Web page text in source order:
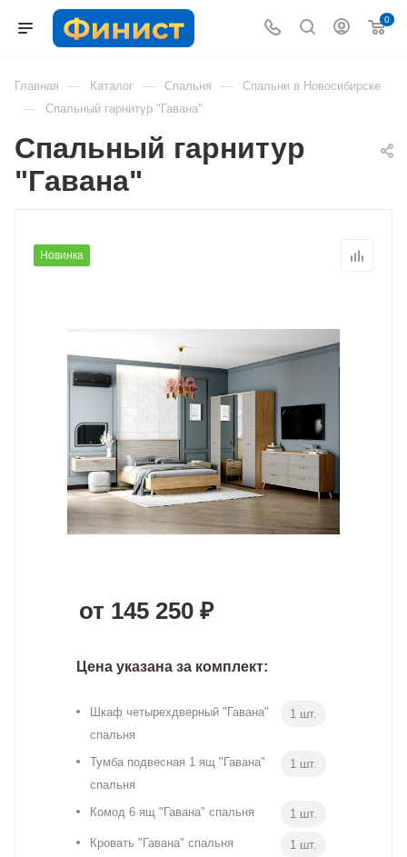
0
Главная — Каталог — Спальня — Спальни в Новосибирске
— Спальный гарнитур "Гавана"
Спальный гарнитур
"Гавана"
Новинка
от 145 250 ₽
Цена указана за комплект:
Шкаф четырехдверный "Гавана"
спальня
1 шт.
Тумба подвесная 1 ящ "Гавана"
спальня
1 шт.
Комод 6 ящ "Гавана" спальня 1 шт.
Кровать "Гавана" спальня
1 шт.